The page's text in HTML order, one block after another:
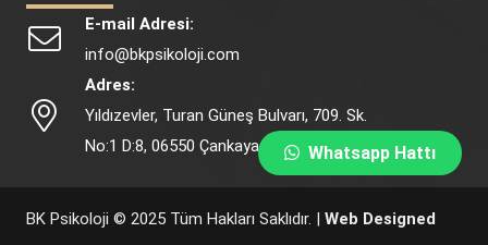
E-mail Adresi:
info@bkpsikoloji.com
Adres:
Yıldızevler, Turan Güneş Bulvarı, 709. Sk.
No:1 D:8, 06550 Çankaya/Ankara
BK Psikoloji © 2025 Tüm Hakları Saklıdır. | Web Designed
Whatsapp Hattı